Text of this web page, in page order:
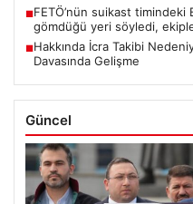
■FETÖ’nün suikast timindeki
gömdüğü yeri söyledi,
■Hakkında İcra Takibi
Davasında Gelişme
Güncel